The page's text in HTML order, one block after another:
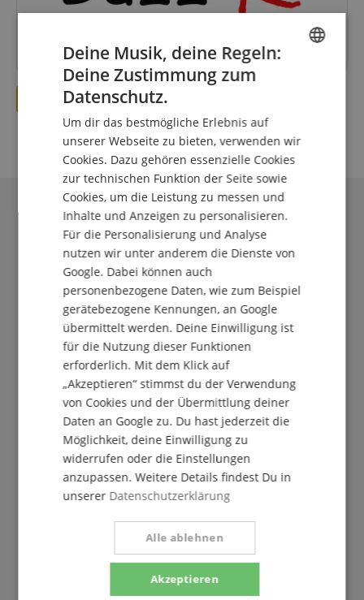
Übersicht MusiConnect 2024
Der Kirstein Beat!
Melde Dich jetzt zu unserem Newsletter an und
sichere Dir Deinen5€ Gutschein.
Kostenlos abonnieren »
FRENCH
ITALIAN
SPANISH
Deine Musik, deine Regeln:
Deine Zustimmung zum
Datenschutz.
Um dir das bestmögliche Erlebnis auf
unserer Webseite zu bieten, verwenden wir
Cookies. Dazu gehören essenzielle Cookies
zur technischen Funktion der Seite sowie
Cookies, um die Leistung zu messen und
Inhalte und Anzeigen zu personalisieren.
Für die Personalisierung und Analyse
nutzen wir unter anderem die Dienste von
Google. Dabei können auch
personenbezogene Daten, wie zum Beispiel
gerätebezogene Kennungen, an Google
übermittelt werden. Deine Einwilligung ist
für die Nutzung dieser Funktionen
erforderlich. Mit dem Klick auf
„Akzeptieren“ stimmst du der Verwendung
von Cookies und der Übermittlung deiner
Daten an Google zu. Du hast jederzeit die
Möglichkeit, deine Einwilligung zu
widerrufen oder die Einstellungen
anzupassen. Weitere Details findest Du in
unserer Datenschutzerklärung
Akzeptieren
Alle ablehnen